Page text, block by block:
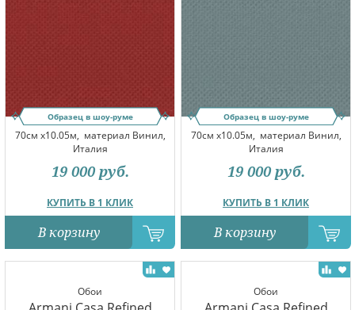
Образец в шоу-руме
70см x10.05м, материал Винил,
Италия
КУПИТЬ В 1 КЛИК
19 000 руб.
В корзину
Образец в шоу-руме
70см x10.05м, материал Винил,
Италия
КУПИТЬ В 1 КЛИК
19 000 руб.
В корзину
Обои Обои